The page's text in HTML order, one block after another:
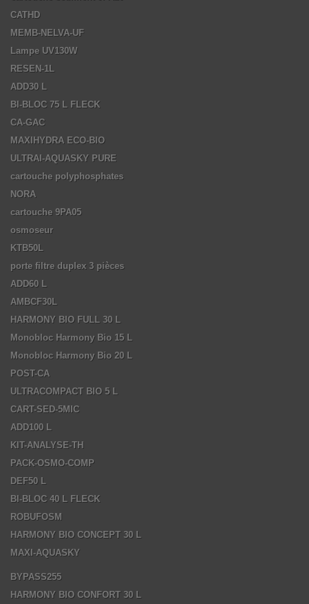
CATHD
MEMB-NELVA-UF
Lampe UV130W
RESEN-1L
ADD30 L
BI-BLOC 75 L FLECK
CA-GAC
MAXIHYDRA ECO-BIO
ULTRAI-AQUASKY PURE
cartouche polyphosphates
NORA
cartouche 9PA05
osmoseur
KTB50L
porte filtre duplex 3 pièces
ADD60 L
AMBCF30L
HARMONY BIO FULL 30 L
Monobloc Harmony Bio 15 L
Monobloc Harmony Bio 20 L
POST-CA
ULTRACOMPACT BIO 5 L
CART-SED-5MIC
ADD100 L
KIT-ANALYSE-TH
PACK-OSMO-COMP
DEF50 L
BI-BLOC 40 L FLECK
ROBUFOSM
HARMONY BIO CONCEPT 30 L
MAXI-AQUASKY
BYPASS255
HARMONY BIO CONFORT 30 L